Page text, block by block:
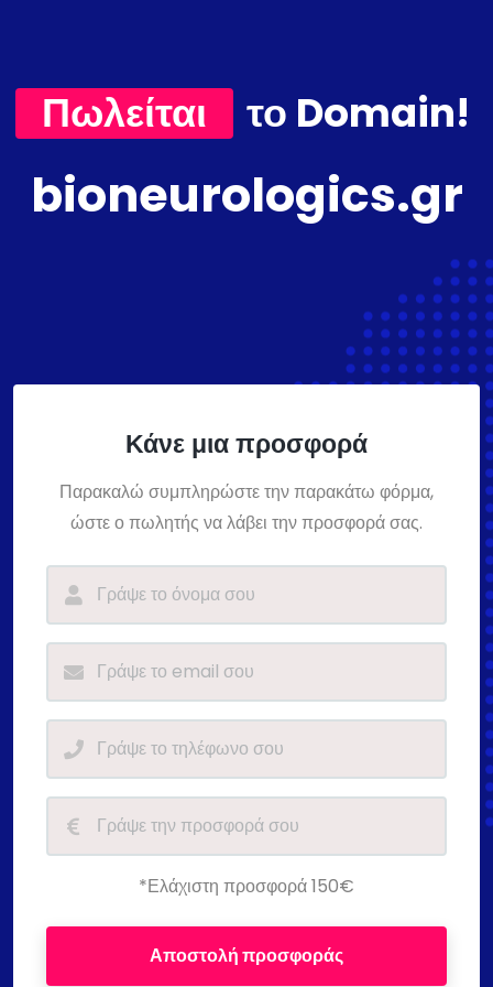
Πωλείται το Domain!
bioneurologics.gr
Κάνε μια προσφορά
Παρακαλώ συμπληρώστε την παρακάτω φόρμα,
ώστε ο πωλητής να λάβει την προσφορά σας.
*Ελάχιστη προσφορά 150€
Αποστολή προσφοράς